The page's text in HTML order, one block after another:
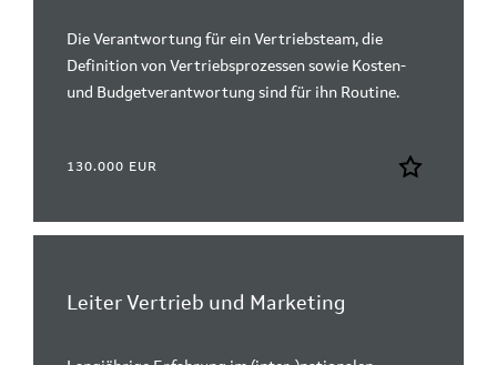
Die Verantwortung für ein Vertriebsteam, die
Definition von Vertriebsprozessen sowie Kosten-
und Budgetverantwortung sind für ihn Routine.
130.000 EUR
Leiter Vertrieb und Marketing